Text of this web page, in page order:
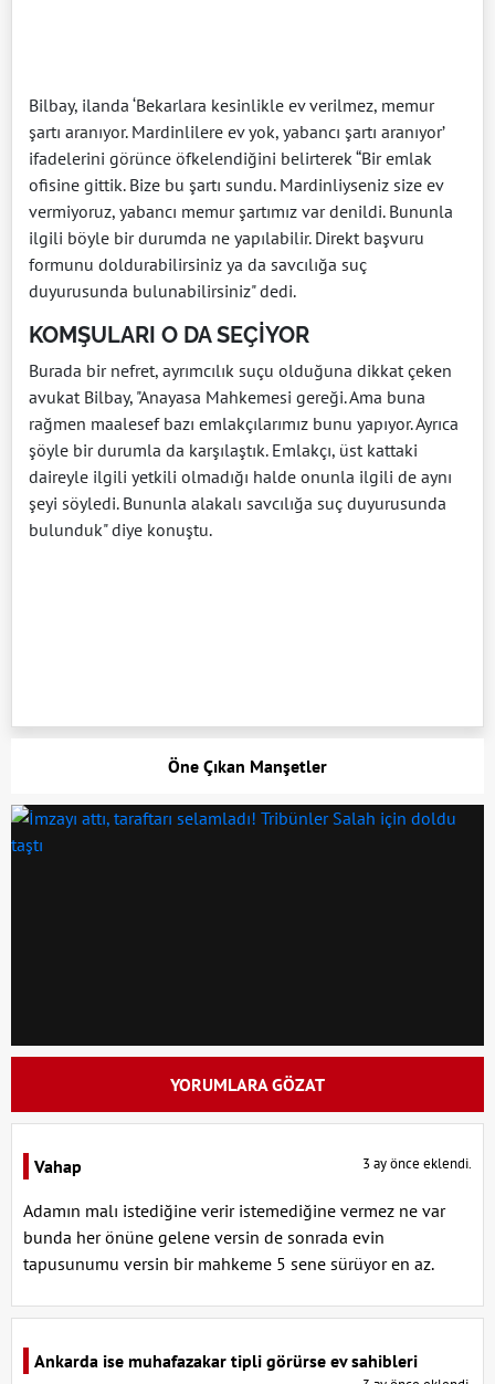
Bilbay, ilanda ‘Bekarlara kesinlikle ev verilmez, memur
şartı aranıyor. Mardinlilere ev yok, yabancı şartı aranıyor’
ifadelerini görünce öfkelendiğini belirterek “Bir emlak
ofisine gittik. Bize bu şartı sundu. Mardinliyseniz size ev
vermiyoruz, yabancı memur şartımız var denildi. Bununla
ilgili böyle bir durumda ne yapılabilir. Direkt başvuru
formunu doldurabilirsiniz ya da savcılığa suç
duyurusunda bulunabilirsiniz" dedi.
KOMŞULARI O DA SEÇİYOR
Burada bir nefret, ayrımcılık suçu olduğuna dikkat çeken
avukat Bilbay, "Anayasa Mahkemesi gereği. Ama buna
rağmen maalesef bazı emlakçılarımız bunu yapıyor. Ayrıca
şöyle bir durumla da karşılaştık. Emlakçı, üst kattaki
daireyle ilgili yetkili olmadığı halde onunla ilgili de aynı
şeyi söyledi. Bununla alakalı savcılığa suç duyurusunda
bulunduk" diye konuştu.
Öne Çıkan Manşetler
YORUMLARA GÖZAT
Vahap 3 ay önce eklendi.
Adamın malı istediğine verir istemediğine vermez ne var
bunda her önüne gelene versin de sonrada evin
tapusunumu versin bir mahkeme 5 sene sürüyor en az.
Ankarda ise muhafazakar tipli görürse ev sahibleri